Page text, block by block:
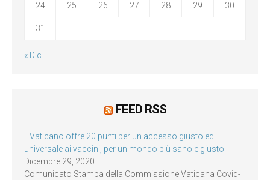
24 25 26 27 28 29 30
31
« Dic
FEED RSS
Il Vaticano offre 20 punti per un accesso giusto ed
universale ai vaccini, per un mondo più sano e giusto
Dicembre 29, 2020
Comunicato Stampa della Commissione Vaticana Covid-